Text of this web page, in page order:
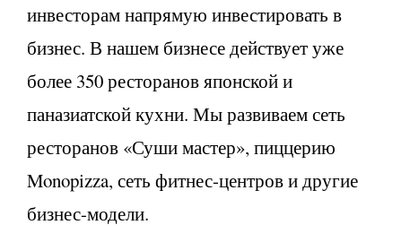
инвесторам напрямую инвестировать в
бизнес. В нашем бизнесе действует уже
более 350 ресторанов японской и
паназиатской кухни. Мы развиваем сеть
ресторанов «Суши мастер», пиццерию
Monopizza, сеть фитнес-центров и другие
бизнес-модели.